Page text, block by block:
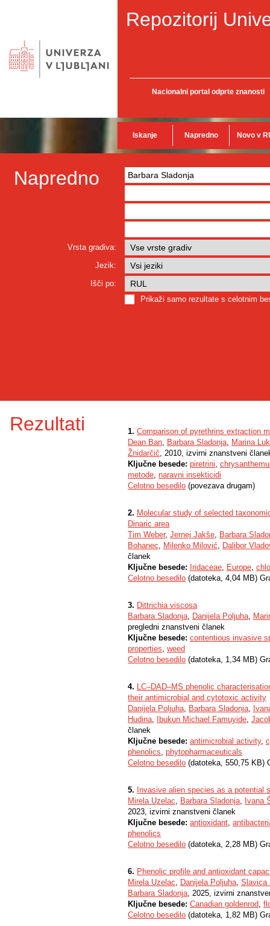
Repozitorij
Nacionalni portal odprte znanosti
Iskanje Napredno Novo v
Napredno
Vrsta gradiva:
Jezik:
Išči po:
Prikaži samo rezultate s celotnim
Rezultati 1. Comparison of pyrethrins extraction
Dean Ban, Barbara Sladonja, Marina
Žnidarčič, 2010, izvirni znanstveni
Ključne besede: piretrini,
metode, naravni insekticidi
Celotno besedilo (povezava drugam)
2. Molecular study of selected
Dinaric area
Tim Weber, Jernej Jakše, Barbara
Bohanec, Milenko Milović, Dalibor
članek
Ključne besede: Iridaceae, Europe,
Celotno besedilo (datoteka, 4,04 MB)
3. Dittrichia viscosa
Barbara Sladonja, Danijela Poljuha,
pregledni znanstveni članek
Ključne besede: contentious invasive
properties, weed
Celotno besedilo (datoteka, 1,34 MB)
4. LC–DAD–MS phenolic
their antimicrobial and cytotoxic activity
Danijela Poljuha, Barbara Sladonja,
Hudina, Ibukun Michael Famuyide,
članek
Ključne besede: antimicrobial activity,
phenolics, phytopharmaceuticals
Celotno besedilo (datoteka, 550,75 KB)
5. Invasive alien species as a potential
Mirela Uzelac, Barbara Sladonja, Ivana
2023, izvirni znanstveni članek
Ključne besede: antioxidant,
phenolics
Celotno besedilo (datoteka, 2,28 MB)
6. Phenolic profile and antioxidant
Mirela Uzelac, Danijela Poljuha, Slavica
Barbara Sladonja, 2025, izvirni
Ključne besede: Canadian goldenrod,
Celotno besedilo (datoteka, 1,82 MB)